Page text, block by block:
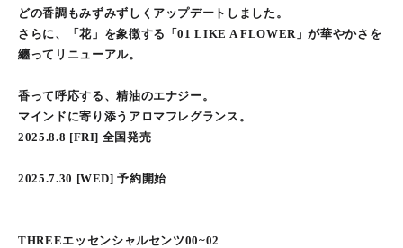
どの香調もみずみずしくアップデートしました。
さらに、「花」を象徴する「01 LIKE A FLOWER」が華やかさを
纏ってリニューアル。
香って呼応する、精油のエナジー。
マインドに寄り添うアロマフレグランス。
2025.8.8 [FRI] 全国発売
2025.7.30 [WED] 予約開始
THREEエッセンシャルセンツ00~02